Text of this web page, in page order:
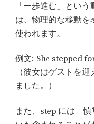
「一歩進む」とい
は、物理的な移動を
使われます。
例文: She stepped
（彼女はゲストを
ました。）
また、step には「